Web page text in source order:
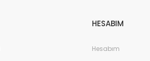
HESABIM
Hesabım